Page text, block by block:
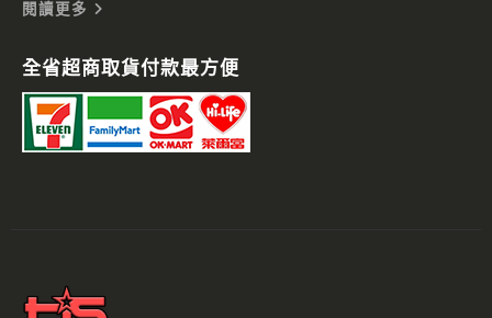
閱讀更多
全省超商取貨付款最方便